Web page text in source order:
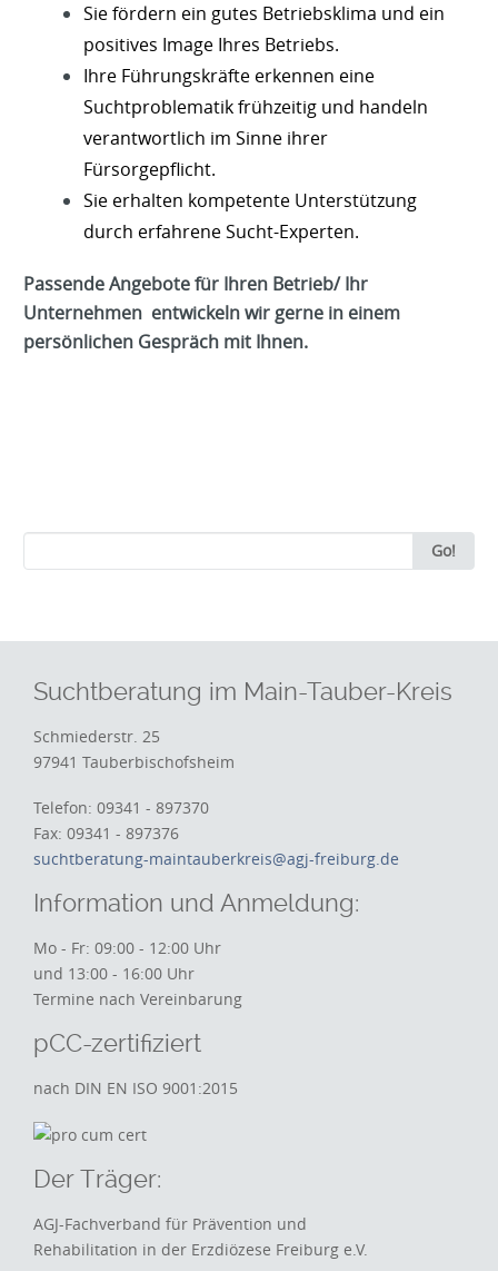
Sie fördern ein gutes Betriebsklima und ein
positives Image Ihres Betriebs.
Ihre Führungskräfte erkennen eine
Suchtproblematik frühzeitig und handeln
verantwortlich im Sinne ihrer
Fürsorgepflicht.
Sie erhalten kompetente Unterstützung
durch erfahrene Sucht-Experten.
Passende Angebote für Ihren Betrieb/ Ihr
Unternehmen entwickeln wir gerne in einem
persönlichen Gespräch mit Ihnen.
for:
Go!
Suchtberatung im Main-Tauber-Kreis
Schmiederstr. 25
97941 Tauberbischofsheim
Telefon: 09341 - 897370
Fax: 09341 - 897376
suchtberatung-maintauberkreis@agj-freiburg.de
Information und Anmeldung:
Mo - Fr: 09:00 - 12:00 Uhr
und 13:00 - 16:00 Uhr
Termine nach Vereinbarung
pCC-zertifiziert
nach DIN EN ISO 9001:2015
Der Träger:
AGJ-Fachverband für Prävention und
Rehabilitation in der Erzdiözese Freiburg e.V.